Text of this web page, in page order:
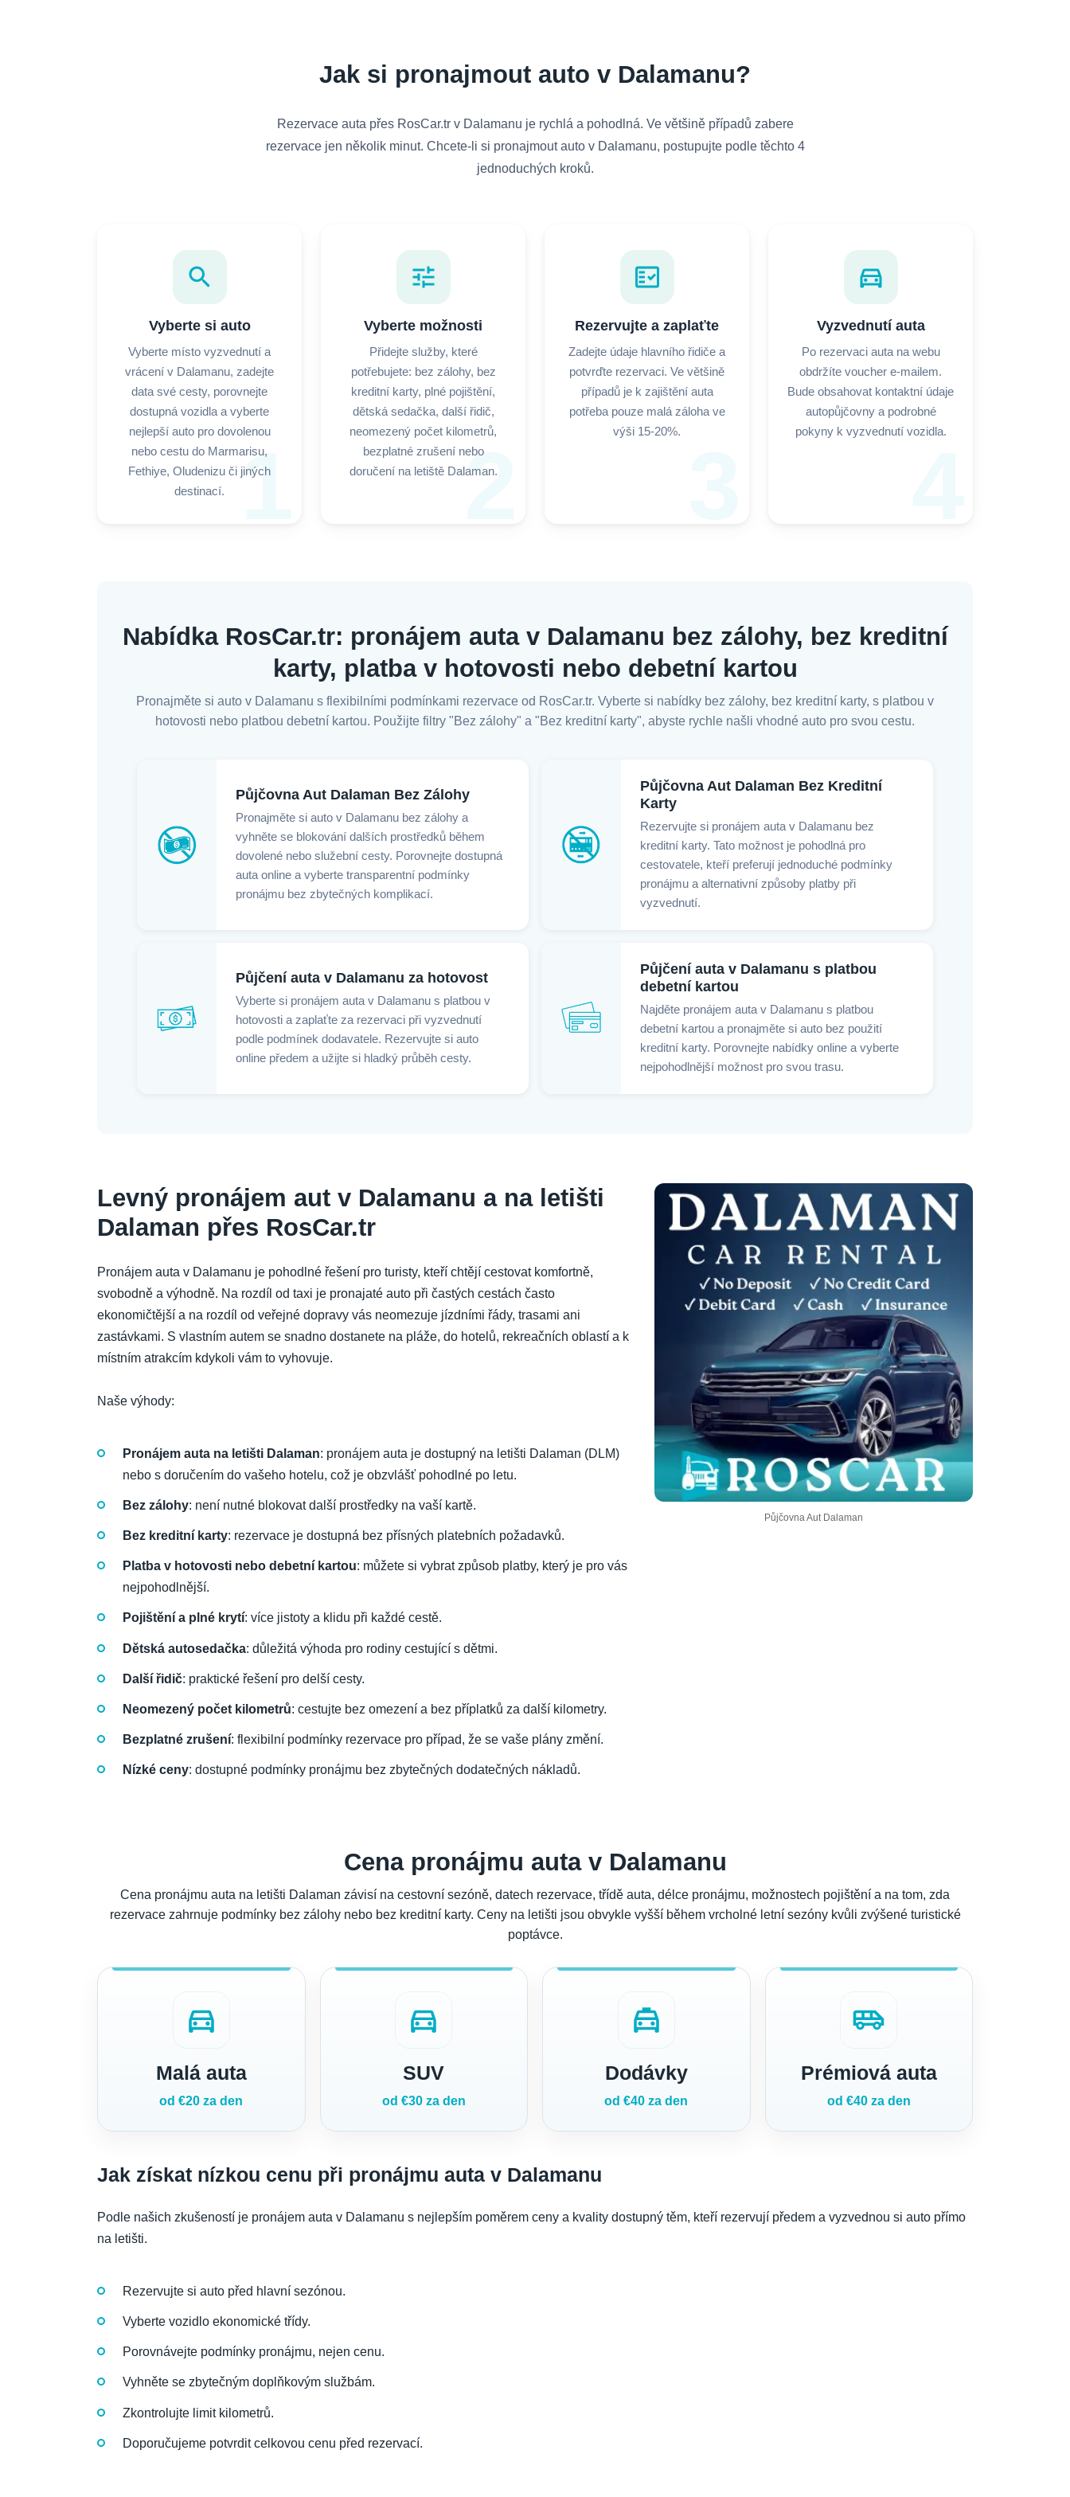
Jak si pronajmout auto v Dalamanu?
Rezervace auta přes RosCar.tr v Dalamanu je rychlá a pohodlná. Ve většině případů zabere
rezervace jen několik minut. Chcete-li si pronajmout auto v Dalamanu, postupujte podle těchto 4
jednoduchých kroků.
1
search
Vyberte si auto
Vyberte místo vyzvednutí a
vrácení v Dalamanu, zadejte
data své cesty, porovnejte
dostupná vozidla a vyberte
nejlepší auto pro dovolenou
nebo cestu do Marmarisu,
Fethiye, Oludenizu či jiných
destinací.
2
tune
Vyberte možnosti
Přidejte služby, které
potřebujete: bez zálohy, bez
kreditní karty, plné pojištění,
dětská sedačka, další řidič,
neomezený počet kilometrů,
bezplatné zrušení nebo
doručení na letiště Dalaman.
fact_check
Rezervujte a zaplaťte
Zadejte údaje hlavního řidiče a
potvrďte rezervaci. Ve většině
případů je k zajištění auta
potřeba pouze malá záloha ve
výši 15-20%.
directions_car
Vyzvednutí auta
Po rezervaci auta na webu
obdržíte voucher e-mailem.
Bude obsahovat kontaktní údaje
autopůjčovny a podrobné
pokyny k vyzvednutí vozidla.
Nabídka RosCar.tr: pronájem auta v Dalamanu bez zálohy, bez kreditní
karty, platba v hotovosti nebo debetní kartou
Pronajměte si auto v Dalamanu s flexibilními podmínkami rezervace od RosCar.tr. Vyberte si nabídky bez zálohy, bez kreditní karty, s platbou v
hotovosti nebo platbou debetní kartou. Použijte filtry "Bez zálohy" a "Bez kreditní karty", abyste rychle našli vhodné auto pro svou cestu.
Půjčovna Aut Dalaman Bez Zálohy
Pronajměte si auto v Dalamanu bez zálohy a
vyhněte se blokování dalších prostředků během
dovolené nebo služební cesty. Porovnejte dostupná
auta online a vyberte transparentní podmínky
pronájmu bez zbytečných komplikací.
Půjčovna Aut Dalaman Bez Kreditní
Karty
Rezervujte si pronájem auta v Dalamanu bez
kreditní karty. Tato možnost je pohodlná pro
cestovatele, kteří preferují jednoduché podmínky
pronájmu a alternativní způsoby platby při
vyzvednutí.
Půjčení auta v Dalamanu za hotovost
Vyberte si pronájem auta v Dalamanu s platbou v
hotovosti a zaplaťte za rezervaci při vyzvednutí
podle podmínek dodavatele. Rezervujte si auto
online předem a užijte si hladký průběh cesty.
Půjčení auta v Dalamanu s platbou
debetní kartou
Najděte pronájem auta v Dalamanu s platbou
debetní kartou a pronajměte si auto bez použití
kreditní karty. Porovnejte nabídky online a vyberte
nejpohodlnější možnost pro svou trasu.
Půjčovna Aut Dalaman
Levný pronájem aut v Dalamanu a na letišti
Dalaman přes RosCar.tr
Pronájem auta v Dalamanu je pohodlné řešení pro turisty, kteří chtějí cestovat komfortně,
svobodně a výhodně. Na rozdíl od taxi je pronajaté auto při častých cestách často
ekonomičtější a na rozdíl od veřejné dopravy vás neomezuje jízdními řády, trasami ani
zastávkami. S vlastním autem se snadno dostanete na pláže, do hotelů, rekreačních oblastí a k
místním atrakcím kdykoli vám to vyhovuje.
Naše výhody:
Pronájem auta na letišti Dalaman: pronájem auta je dostupný na letišti Dalaman (DLM)
nebo s doručením do vašeho hotelu, což je obzvlášť pohodlné po letu.
Bez zálohy: není nutné blokovat další prostředky na vaší kartě.
Bez kreditní karty: rezervace je dostupná bez přísných platebních požadavků.
Platba v hotovosti nebo debetní kartou: můžete si vybrat způsob platby, který je pro vás
nejpohodlnější.
Pojištění a plné krytí: více jistoty a klidu při každé cestě.
Dětská autosedačka: důležitá výhoda pro rodiny cestující s dětmi.
Další řidič: praktické řešení pro delší cesty.
Neomezený počet kilometrů: cestujte bez omezení a bez příplatků za další kilometry.
Bezplatné zrušení: flexibilní podmínky rezervace pro případ, že se vaše plány změní.
Nízké ceny: dostupné podmínky pronájmu bez zbytečných dodatečných nákladů.
Cena pronájmu auta v Dalamanu
Cena pronájmu auta na letišti Dalaman závisí na cestovní sezóně, datech rezervace, třídě auta, délce pronájmu, možnostech pojištění a na tom, zda
rezervace zahrnuje podmínky bez zálohy nebo bez kreditní karty. Ceny na letišti jsou obvykle vyšší během vrcholné letní sezóny kvůli zvýšené turistické
poptávce.
directions_car
Malá auta
od €20 za den
directions_car
SUV
od €30 za den
local_taxi
Dodávky
od €40 za den
airport_shuttle
Prémiová auta
od €40 za den
Jak získat nízkou cenu při pronájmu auta v Dalamanu
Podle našich zkušeností je pronájem auta v Dalamanu s nejlepším poměrem ceny a kvality dostupný těm, kteří rezervují předem a vyzvednou si auto přímo
na letišti.
Rezervujte si auto před hlavní sezónou.
Vyberte vozidlo ekonomické třídy.
Porovnávejte podmínky pronájmu, nejen cenu.
Vyhněte se zbytečným doplňkovým službám.
Zkontrolujte limit kilometrů.
Doporučujeme potvrdit celkovou cenu před rezervací.